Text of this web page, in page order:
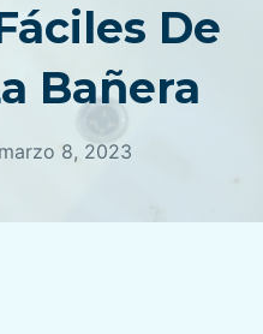
De
Bañera
marzo 8, 2023